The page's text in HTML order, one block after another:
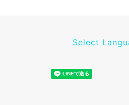
Select